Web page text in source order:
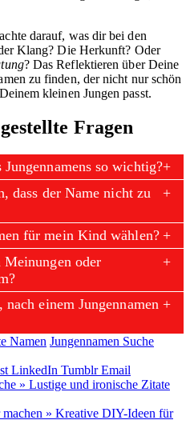
darauf, was dir bei den
Klang? Die Herkunft? Oder
? Das Reflektieren über Deine
zu finden, der nicht nur schön
kleinen Jungen passt.
Fragen
so wichtig?
dass der Name nicht zu
für mein Kind wählen?
oder
einem Jungennamen
Namen Jungennamen Suche
LinkedIn Tumblr Email
» Lustige und ironische Zitate
machen » Kreative DIY-Ideen für